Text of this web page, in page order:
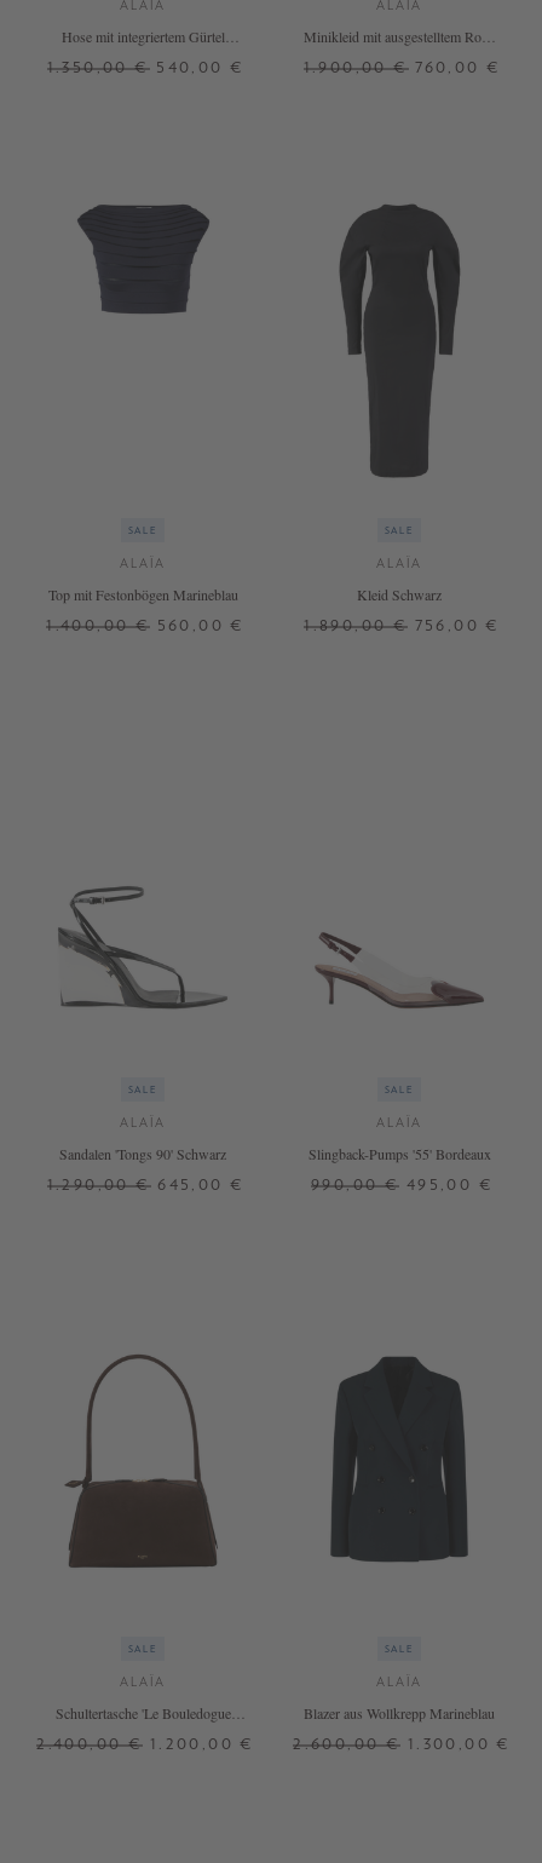
ALAÏA
Hose mit integriertem Gürtel
1.350,00 € 540,00 €
ALAÏA
Minikleid mit ausgestelltem Rock
1.900,00 € 760,00 €
SALE
ALAÏA
Top mit Festonbögen Marineblau
1.400,00 € 560,00 €
SALE
ALAÏA
Kleid Schwarz
1.890,00 € 756,00 €
SALE
ALAÏA
Sandalen 'Tongs 90' Schwarz
1.290,00 € 645,00 €
SALE
ALAÏA
Slingback-Pumps '55' Bordeaux
990,00 € 495,00 €
SALE
ALAÏA
Schultertasche 'Le Bouledogue
2.400,00 € 1.200,00 €
SALE
ALAÏA
Blazer aus Wollkrepp Marineblau
2.600,00 € 1.300,00 €